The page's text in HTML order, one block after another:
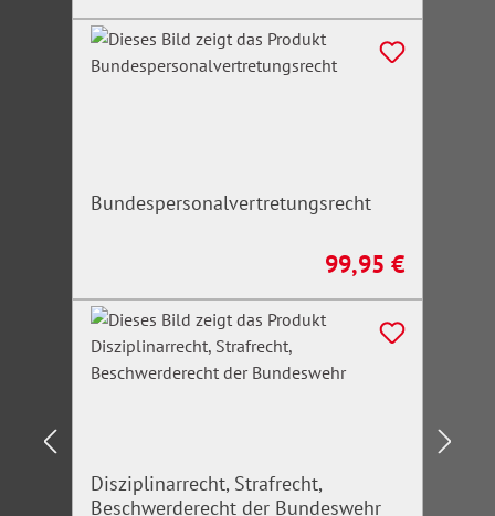
Bundespersonalvertretungsrecht
Regulärer Preis:
99,95 €
Disziplinarrecht, Strafrecht,
Beschwerderecht der Bundeswehr